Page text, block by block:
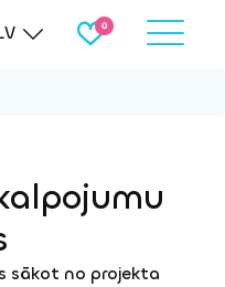
sākot no projekta